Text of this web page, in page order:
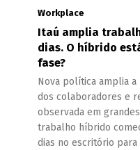
Workplace
Itaú amplia
dias. O híbrido
fase?
Nova política amplia
dos colaboradores e
observada em
trabalho híbrido
dias no escritório